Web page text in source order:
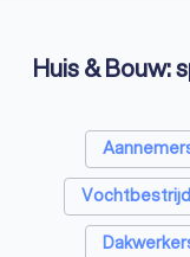
Huis & Bouw: